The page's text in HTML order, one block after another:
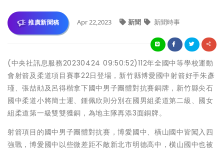
推廣新聞稿 Apr 22,2023 新聞 新聞時事
(中央社訊息服務20230424 09:50:52)112年全國中等學校運動
會射箭及柔道項目賽事22日登場，新竹縣博愛國中射箭好手朱彥
瑾、張喆勛及呂得楷拿下國中男子團體對抗賽銅牌，新竹縣尖石
國中柔道小將簡士運、鍾佩欣則分別在國男組柔道第二級、國女
組柔道第一級雙雙獲銅，為地主隊再添3面銅牌。
射箭項目的國中男子團體對抗賽，博愛國中、橫山國中皆闖入四
強戰，博愛國中以些微差距不敵新北市明德高中，橫山國中也被